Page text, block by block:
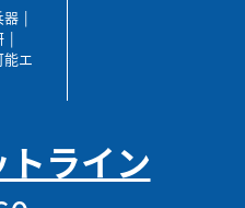
器
エ
ライン